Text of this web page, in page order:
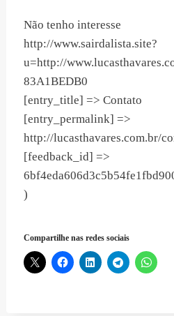
Não tenho interesse
http://www.sairdalista.site?
u=http://
83A1BEDB0
[entry_title] => Contato
[entry_permalink] =>
http://lucasthavares.com.br/
[feedback_id] =>
)
Compartilhe nas redes sociais